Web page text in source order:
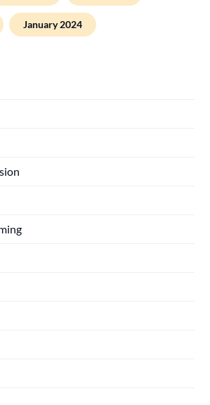
January 2024